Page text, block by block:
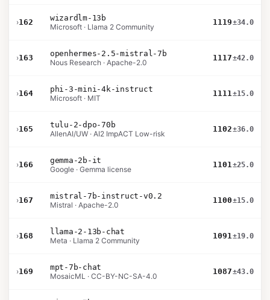
›162
wizardlm-13b
Microsoft · Llama 2 Community
1119±34.0
›163
openhermes-2.5-mistral-7b
Nous Research · Apache-2.0
1117±42.0
›164
phi-3-mini-4k-instruct
Microsoft · MIT
1111±15.0
›165
tulu-2-dpo-70b
AllenAI/UW · AI2 ImpACT Low-risk
1102±36.0
›166
gemma-2b-it
Google · Gemma license
1101±25.0
›167
mistral-7b-instruct-v0.2
Mistral · Apache-2.0
1100±15.0
›168
llama-2-13b-chat
Meta · Llama 2 Community
1091±19.0
›169
mpt-7b-chat
MosaicML · CC-BY-NC-SA-4.0
1087±43.0